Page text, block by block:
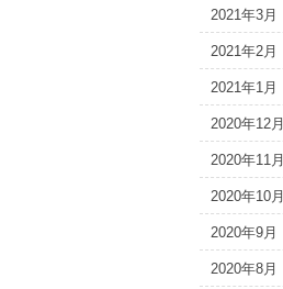
2021年3月
2021年2月
2021年1月
2020年12月
2020年11月
2020年10月
2020年9月
2020年8月